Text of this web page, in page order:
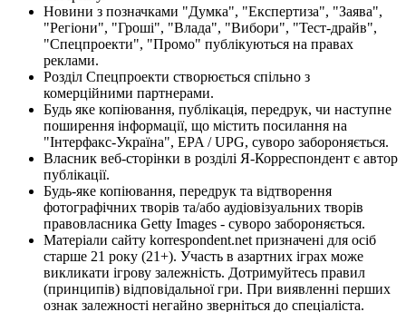
Новини з позначками "Думка", "Експертиза", "Заява",
"Регіони", "Гроші", "Влада", "Вибори", "Тест-драйв",
"Спецпроекти", "Промо" публікуються на правах
реклами.
Розділ Спецпроекти створюється спільно з
комерційними партнерами.
Будь яке копіювання, публікація, передрук, чи наступне
поширення інформації, що містить посилання на
"Інтерфакс-Україна", EPA / UPG, суворо забороняється.
Власник веб-сторінки в розділі Я-Корреспондент є автор
публікації.
Будь-яке копіювання, передрук та відтворення
фотографічних творів та/або аудіовізуальних творів
правовласника Getty Images - суворо забороняється.
Матеріали сайту korrespondent.net призначені для осіб
старше 21 року (21+). Участь в азартних іграх може
викликати ігрову залежність. Дотримуйтесь правил
(принципів) відповідальної гри. При виявленні перших
ознак залежності негайно зверніться до спеціаліста.